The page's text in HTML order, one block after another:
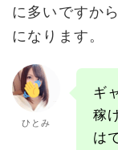
に多いですか
になります。
ひとみ
ギ
稼
は